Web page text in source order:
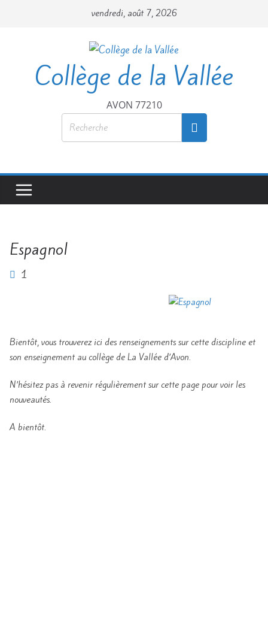
vendredi, août 7, 2026
Collège de la Vallée
AVON 77210
Espagnol
1
Bientôt, vous trouverez ici des renseignements sur cette discipline et
son enseignement au collège de La Vallée d’Avon.
N’hésitez pas à revenir régulièrement sur cette page pour voir les
nouveautés.
A bientôt.